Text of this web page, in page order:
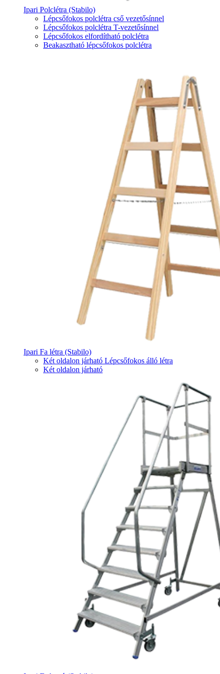
Ipari Polclétra (Stabilo)
Lépcsőfokos polclétra cső vezetősínnel
Lépcsőfokos polclétra T-vezetősínnel
Lépcsőfokos elfordítható polclétra
Beakasztható lépcsőfokos polclétra
Ipari Fa létra (Stabilo)
Két oldalon járható Lépcsőfokos álló létra
Két oldalon járható